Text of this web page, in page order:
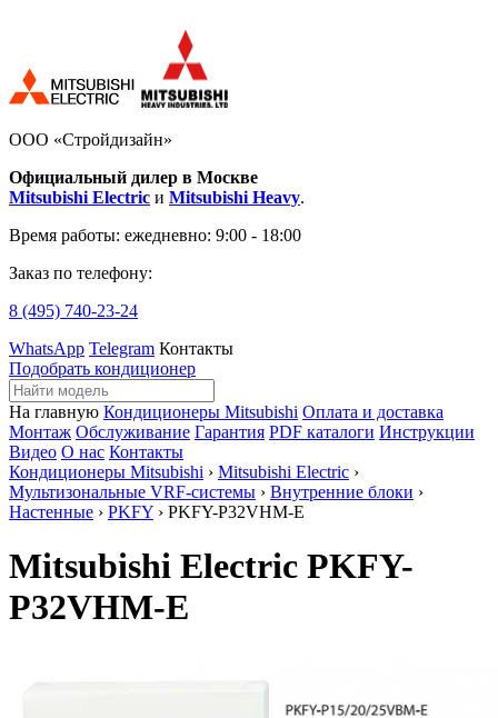
ООО «Стройдизайн»
Официальный дилер в Москве
Mitsubishi Electric и Mitsubishi Heavy.
Время работы: ежедневно: 9:00 - 18:00
Заказ по телефону:
8 (495) 740-23-24
WhatsApp Telegram Контакты
Подобрать кондиционер
На главную Кондиционеры Mitsubishi Оплата и доставка
Монтаж Обслуживание Гарантия PDF каталоги Инструкции
Видео О нас Контакты
Кондиционеры Mitsubishi › Mitsubishi Electric ›
Мультизональные VRF-системы › Внутренние блоки ›
Настенные › PKFY › PKFY-P32VHM-E
Mitsubishi Electric PKFY-
P32VHM-E